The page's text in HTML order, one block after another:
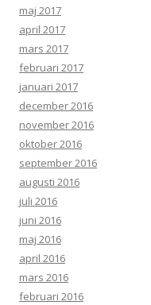
maj 2017
april 2017
mars 2017
februari 2017
januari 2017
december 2016
november 2016
oktober 2016
september 2016
augusti 2016
juli 2016
juni 2016
maj 2016
april 2016
mars 2016
februari 2016